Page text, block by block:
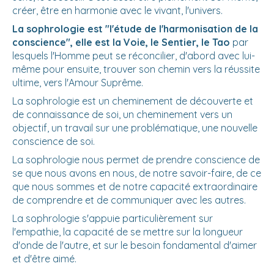
créer, être en harmonie avec le vivant, l'univers.
La sophrologie est "l'étude de l'harmonisation de la
conscience", elle est la Voie, le Sentier, le Tao par
lesquels l'Homme peut se réconcilier, d'abord avec lui-
même pour ensuite, trouver son chemin vers la réussite
ultime, vers l'Amour Suprême.
La sophrologie est un cheminement de découverte et
de connaissance de soi, un cheminement vers un
objectif, un travail sur une problématique, une nouvelle
conscience de soi.
La sophrologie nous permet de prendre conscience de
se que nous avons en nous, de notre savoir-faire, de ce
que nous sommes et de notre capacité extraordinaire
de comprendre et de communiquer avec les autres.
La sophrologie s'appuie particulièrement sur
l'empathie, la capacité de se mettre sur la longueur
d'onde de l'autre, et sur le besoin fondamental d'aimer
et d'être aimé.